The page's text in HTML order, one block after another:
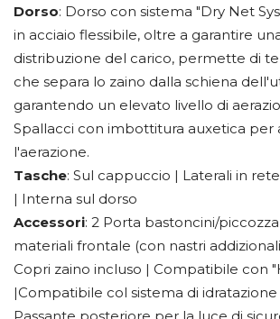
Dorso: Dorso con sistema "Dry Net
in acciaio flessibile, oltre a garantire
distribuzione del carico, permette di
che separa lo zaino dalla schiena
garantendo un elevato livello di
Spallacci con imbottitura auxetica per
l'aerazione.
Tasche: Sul cappuccio | Laterali in
| Interna sul dorso
Accessori: 2 Porta bastoncini/
materiali frontale (con nastri
Copri zaino incluso | Compatibile con
|Compatibile col sistema di idratazione